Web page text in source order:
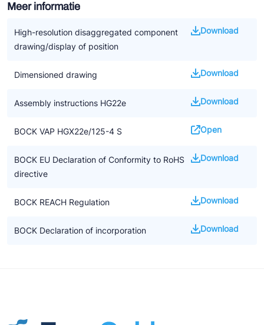
Meer informatie
High-resolution disaggregated component
drawing/display of position
Download
Dimensioned drawing Download
Assembly instructions HG22e Download
BOCK VAP HGX22e/125-4 S Open
BOCK EU Declaration of Conformity to RoHS
directive
Download
BOCK REACH Regulation Download
BOCK Declaration of incorporation Download